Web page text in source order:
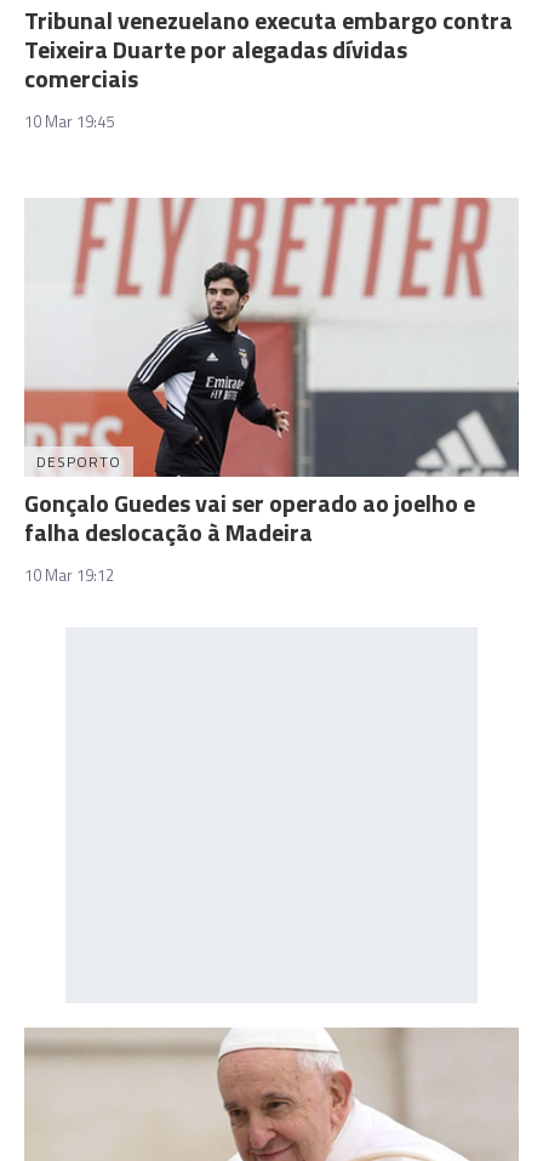
Tribunal venezuelano executa embargo contra
Teixeira Duarte por alegadas dívidas
comerciais
10 Mar 19:45
DESPORTO
Gonçalo Guedes vai ser operado ao joelho e
falha deslocação à Madeira
10 Mar 19:12